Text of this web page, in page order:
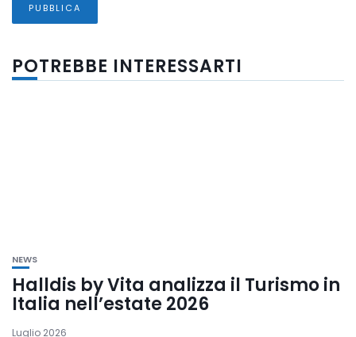
POTREBBE INTERESSARTI
NEWS
Halldis by Vita analizza il Turismo in
Italia nell’estate 2026
Luglio 2026